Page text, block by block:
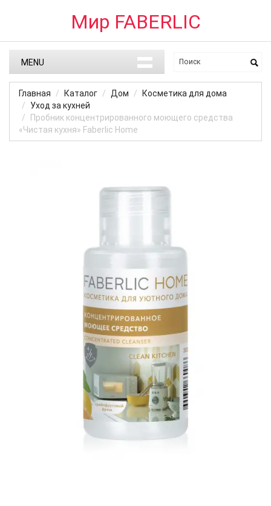
Мир FABERLIC
MENU
Главная Каталог Дом
Косметика для дома
Уход за кухней
Пробник концентрированного моющего средства
«Чистая кухня» Faberlic Home